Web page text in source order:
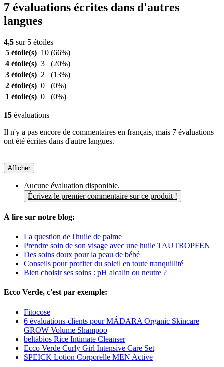
7 évaluations écrites dans d'autres
langues
4,5 sur 5 étoiles
5 étoile(s) 10 (66%)
4 étoile(s) 3
(20%)
3 étoile(s) 2
(13%)
2 étoile(s) 0
(0%)
1 étoile(s) 0 (0%)
15 évaluations
Il n'y a pas encore de commentaires en français, mais 7 évaluations
ont été écrites dans d'autre langues.
Afficher
Aucune évaluation disponible.
Écrivez le premier commentaire sur ce produit !
À lire sur notre blog:
La question de l'huile de palme
Prendre soin de son visage avec une huile TAUTROPFEN
Des soins doux pour la peau de bébé
Conseils pour profiter du soleil en toute tranquillité
Bien choisir ses soins : pH alcalin ou neutre ?
Ecco Verde, c'est par exemple:
Fitocose
6 évaluations-clients pour MÁDARA Organic Skincare
GROW Volume Shampoo
beltàbios Rice Intimate Cleanser
Ecco Verde Curly Girl Intensive Care Set
SPEICK Lotion Corporelle MEN Active